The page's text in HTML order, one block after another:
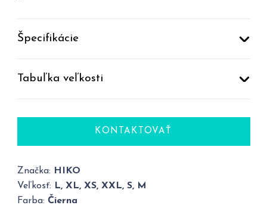
Špecifikácie
Tabuľka veľkosti
KONTAKTOVAŤ
Značka: HIKO
Veľkosť: L, XL, XS, XXL, S, M
Farba: Čierna